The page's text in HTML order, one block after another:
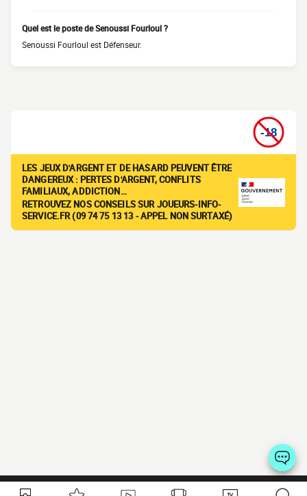
Quel est le poste de Senoussi Fourloul ?
Senoussi Fourloul est Défenseur.
LES JEUX D'ARGENT ET DE HASARD PEUVENT ÊTRE
DANGEREUX : PERTES D'ARGENT, CONFLITS
FAMILIAUX, ADDICTION…
RETROUVEZ NOS CONSEILS SUR JOUEURS-INFO-
SERVICE.FR (09 74 75 13 13 - APPEL NON SURTAXÉ)